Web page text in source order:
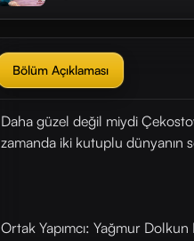
Bölüm Açıklaması
Daha güzel değil miydi
zamanda iki kutuplu dünyanın
Ortak Yapımcı: Yağmur